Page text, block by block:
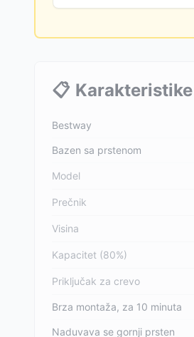
📋 Karakteristike
Bestway
Bazen sa prstenom
Model
Prečnik
Visina
Kapacitet (80%)
Priključak za crevo
Brza montaža, za 10 minuta
Naduvava se gornji prsten